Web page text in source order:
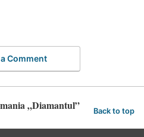
Comment
„Diamantul” Back to top